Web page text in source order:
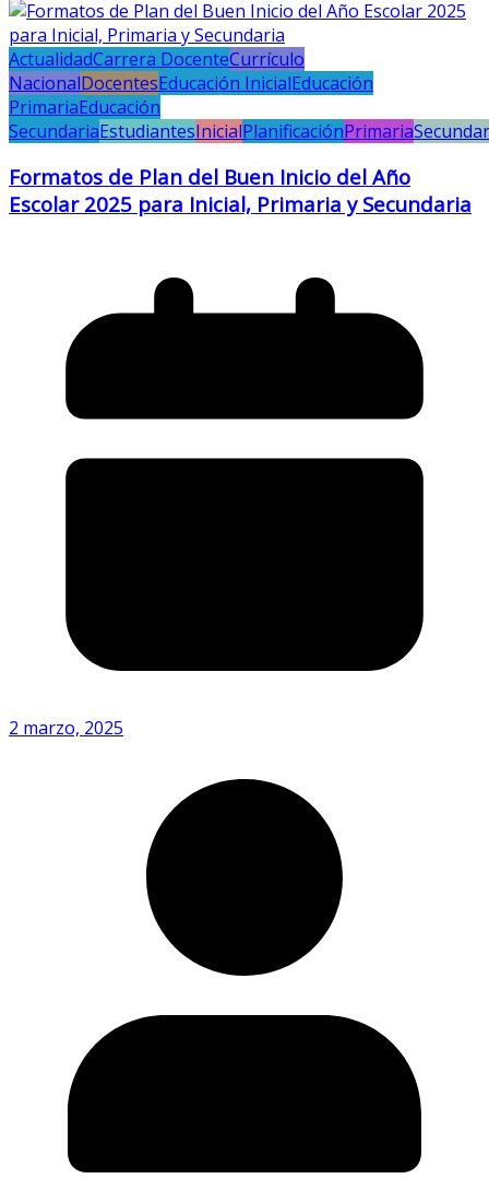
ActualidadCarrera DocenteCurrículo
NacionalDocentesEducación InicialEducación
PrimariaEducación
SecundariaEstudiantesInicialPlanificaciónPrimaria
Formatos de Plan del Buen Inicio del Año
Escolar 2025 para Inicial, Primaria y Secundaria
2 marzo, 2025